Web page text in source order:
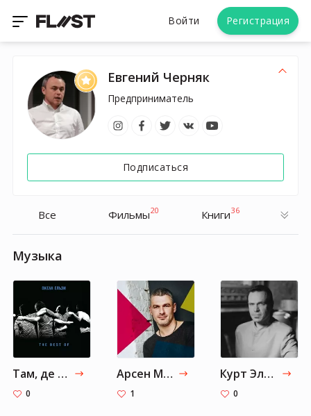
Войти Регистрация
Евгений Черняк
Предприниматель
Подписаться
Все Фильмы20 Книги36
Музыка
Там, де нас нема — Okean Elzy
0
Арсен Мирзоян
1
Курт Эллинг
0